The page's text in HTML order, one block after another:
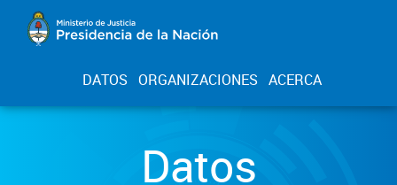
DATOS ORGANIZACIONES ACERCA
Datos